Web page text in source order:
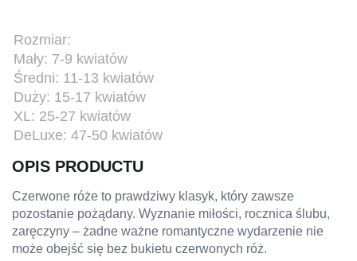
Rozmiar:
Mały: 7-9 kwiatów
Średni: 11-13 kwiatów
Duży: 15-17 kwiatów
XL: 25-27 kwiatów
DeLuxe: 47-50 kwiatów
OPIS PRODUCTU
Czerwone róże to prawdziwy klasyk, który zawsze
pozostanie pożądany. Wyznanie miłości, rocznica ślubu,
zaręczyny – żadne ważne romantyczne wydarzenie nie
może obejść się bez bukietu czerwonych róż.